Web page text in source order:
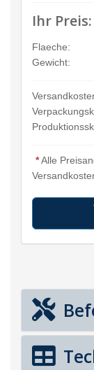
Ihr Preis:
Flaeche:
Gewicht:
*Alle